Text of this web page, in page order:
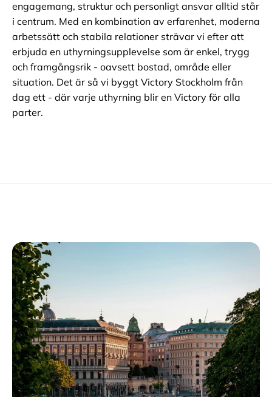
engagemang, struktur och personligt ansvar alltid står
i centrum. Med en kombination av erfarenhet, moderna
arbetssätt och stabila relationer strävar vi efter att
erbjuda en uthyrningsupplevelse som är enkel, trygg
och framgångsrik - oavsett bostad, område eller
situation. Det är så vi byggt Victory Stockholm från
dag ett - där varje uthyrning blir en Victory för alla
parter.